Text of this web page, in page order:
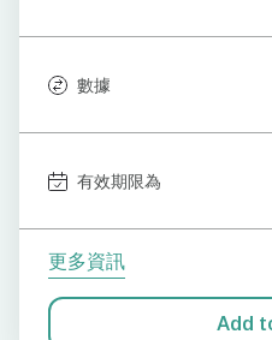
數據
有效期限為
更多資訊
Add